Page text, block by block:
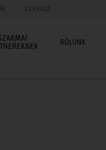
SZERVIZ
RÓLUNK